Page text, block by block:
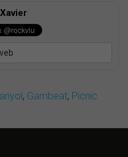
, Gambeat, Picnic